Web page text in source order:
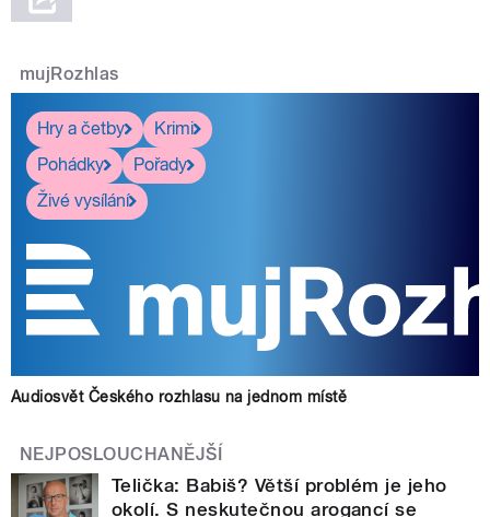
mujRozhlas
Hry a četby
Krimi
Pohádky
Pořady
Živé vysílání
Audiosvět Českého rozhlasu na jednom místě
NEJPOSLOUCHANĚJŠÍ
Telička: Babiš? Větší problém je jeho
okolí. S neskutečnou arogancí se